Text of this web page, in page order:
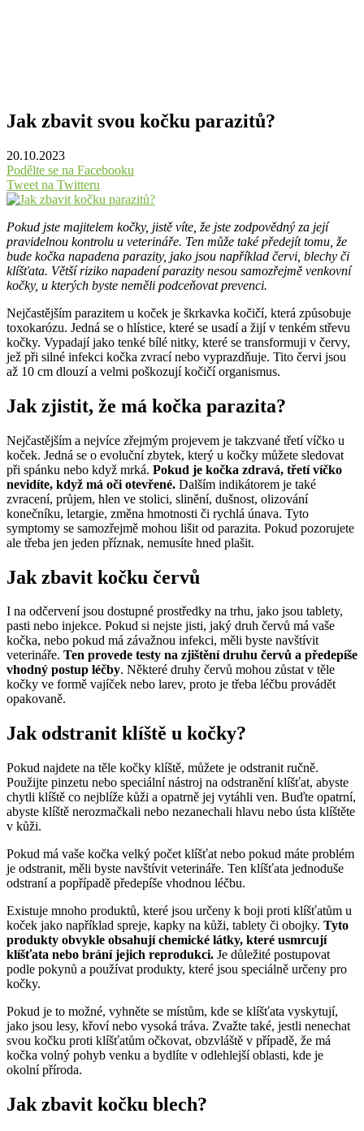
Jak zbavit svou kočku parazitů?
20.10.2023
Podělte se na Facebooku
Tweet na Twitteru
Pokud jste majitelem kočky, jistě víte, že jste zodpovědný za její
pravidelnou kontrolu u veterináře. Ten může také předejít tomu, že
bude kočka napadena parazity, jako jsou například červi, blechy či
klíšťata. Větší riziko napadení parazity nesou samozřejmě venkovní
kočky, u kterých byste neměli podceňovat prevenci.
Nejčastějším parazitem u koček je škrkavka kočičí, která způsobuje
toxokarózu. Jedná se o hlístice, které se usadí a žijí v tenkém střevu
kočky. Vypadají jako tenké bílé nitky, které se transformuji v červy,
jež při silné infekci kočka zvrací nebo vyprazdňuje. Tito červi jsou
až 10 cm dlouzí a velmi poškozují kočičí organismus.
Jak zjistit, že má kočka parazita?
Nejčastějším a nejvíce zřejmým projevem je takzvané třetí víčko u
koček. Jedná se o evoluční zbytek, který u kočky můžete sledovat
při spánku nebo když mrká. Pokud je kočka zdravá, třetí víčko
nevidíte, když má oči otevřené. Dalším indikátorem je také
zvracení, průjem, hlen ve stolici, slinění, dušnost, olizování
konečníku, letargie, změna hmotnosti či rychlá únava. Tyto
symptomy se samozřejmě mohou lišit od parazita. Pokud pozorujete
ale třeba jen jeden příznak, nemusíte hned plašit.
Jak zbavit kočku červů
I na odčervení jsou dostupné prostředky na trhu, jako jsou tablety,
pasti nebo injekce. Pokud si nejste jisti, jaký druh červů má vaše
kočka, nebo pokud má závažnou infekci, měli byste navštívit
veterináře. Ten provede testy na zjištění druhu červů a předepíše
vhodný postup léčby. Některé druhy červů mohou zůstat v těle
kočky ve formě vajíček nebo larev, proto je třeba léčbu provádět
opakovaně.
Jak odstranit klíště u kočky?
Pokud najdete na těle kočky klíště, můžete je odstranit ručně.
Použijte pinzetu nebo speciální nástroj na odstranění klíšťat, abyste
chytli klíště co nejblíže kůži a opatrně jej vytáhli ven. Buďte opatrní,
abyste klíště nerozmačkali nebo nezanechali hlavu nebo ústa klíštěte
v kůži.
Pokud má vaše kočka velký počet klíšťat nebo pokud máte problém
je odstranit, měli byste navštívit veterináře. Ten klíšťata jednoduše
odstraní a popřípadě předepíše vhodnou léčbu.
Existuje mnoho produktů, které jsou určeny k boji proti klíšťatům u
koček jako například spreje, kapky na kůži, tablety či obojky. Tyto
produkty obvykle obsahují chemické látky, které usmrcují
klíšťata nebo brání jejich reprodukci. Je důležité postupovat
podle pokynů a používat produkty, které jsou speciálně určeny pro
kočky.
Pokud je to možné, vyhněte se místům, kde se klíšťata vyskytují,
jako jsou lesy, křoví nebo vysoká tráva. Zvažte také, jestli nenechat
svou kočku proti klíšťatům očkovat, obzvláště v případě, že má
kočka volný pohyb venku a bydlíte v odlehlejší oblasti, kde je
okolní příroda.
Jak zbavit kočku blech?